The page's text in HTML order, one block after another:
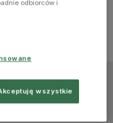
odbiorców i
wszystkie